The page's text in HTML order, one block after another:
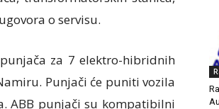
o servisu.
za 7 elektro-hibridnih
Punjači će puniti vozila
ABB punjači su kompatibilni